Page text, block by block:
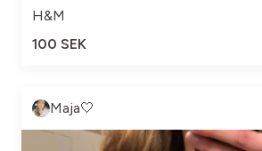
H&M
100 SEK
Maja🤍